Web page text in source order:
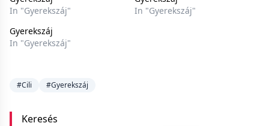
In "Gyerekszáj"
In "Gyerekszáj"
Gyerekszáj
In "Gyerekszáj"
#Cili #Gyerekszáj
Keresés